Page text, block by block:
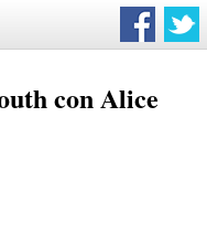
con Alice